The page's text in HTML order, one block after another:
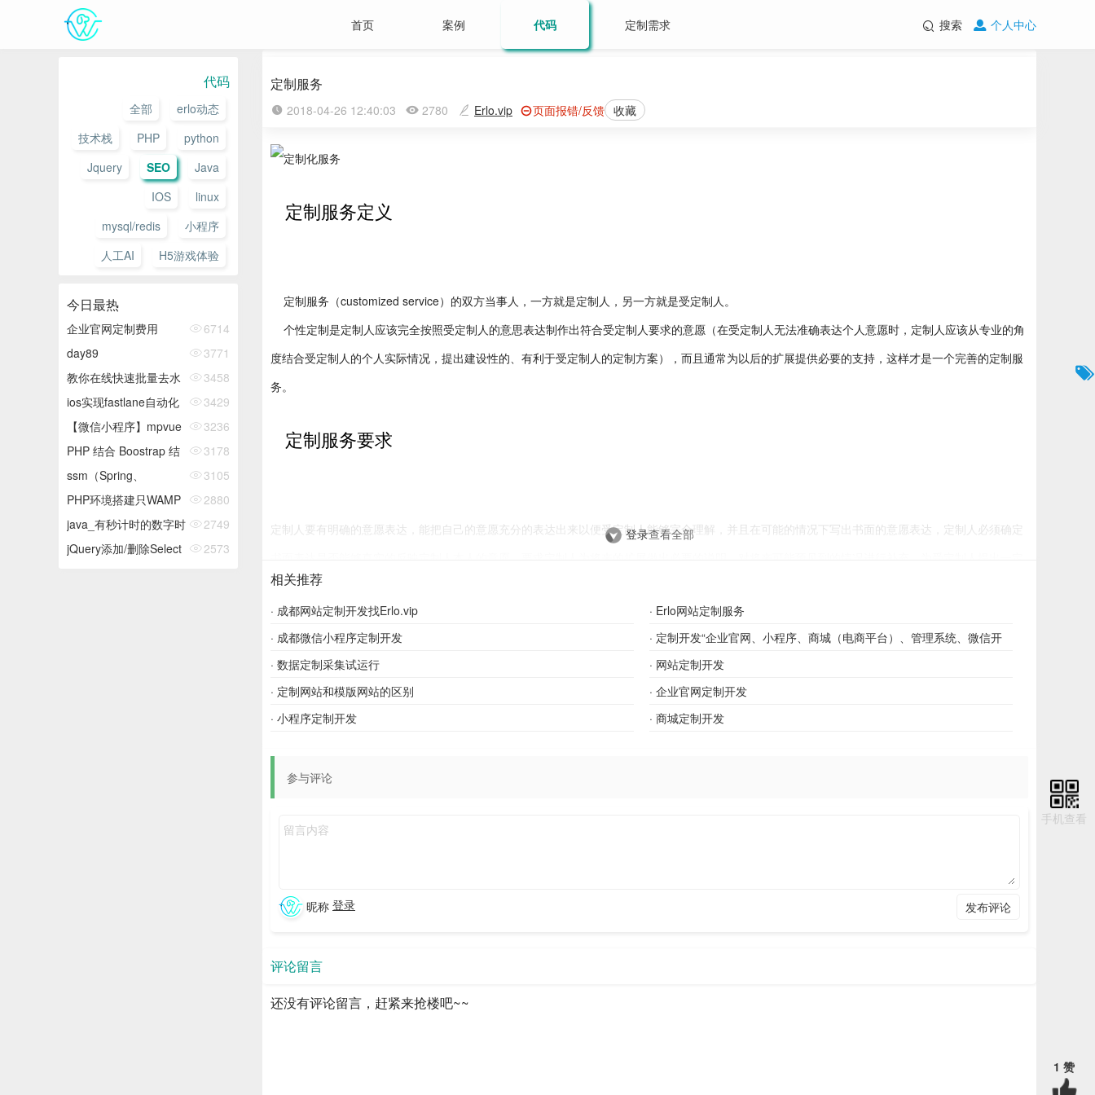
搜索 个人中心
首页 案例 代码 定制需求
代码
全部
erlo动态
技术栈
PHP
python
Jquery
SEO
Java
IOS
linux
mysql/redis
小程序
人工AI
H5游戏体验
今日最热
企业官网定制费用
6714
day89
DjangoRsetFramework
学习---...
3771
教你在线快速批量去水
印解析快手、抖音、火
山等短视频方法技巧
分...
3458
ios实现fastlane自动化
打包
3429
【微信小程序】mpvue
中页面之间传值（全网
唯一真正可行的方...
3236
PHP 结合 Boostrap 结
合 js 实现学生列表删
除...
3178
ssm（Spring、
Springmvc、Mybatis）
实...
3105
PHP环境搭建只WAMP
2880
java_有秒计时的数字时
钟
2749
jQuery添加/删除Select
2573
定制服务
2018-04-26 12:40:03 2780 Erlo.vip 页面报错/反馈 收藏
1 赞
定制服务定义
定制服务（customized service）的双方当事人，一方就是定制人，另一方就是受定制人。
个性定制是定制人应该完全按照受定制人的意思表达制作出符合受定制人要求的意愿（在受定制人无法准确表达个人意愿时，定制人应该从专业的角
度结合受定制人的个人实际情况，提出建设性的、有利于受定制人的定制方案），而且通常为以后的扩展提供必要的支持，这样才是一个完善的定制服
务。
定制服务要求
定制人要有明确的意愿表达，能把自己的意愿充分的表达出来以便受定制人能够完全理解，并且在可能的情况下写出书面的意愿表达，定制人必须确定
期限的任务，每个阶段所要完成的目标。
受定制人要针对定制人提出的意愿表达做出详细的评估，是否自己的水平能够达到这一要求，对各项条件做出详细的分析，对可能会出现的情况做一般
性的预测，对定制人的要求提出自己的看法，直到双方达到融会贯通。
特征
1、定制化服务是一种劳动，并且是一种高水平的劳动。它需要“劳动者”有更高的素质，更丰富的专业知识，更积极的工作态度。因此，这种劳动较有形
3、定制化服务所产生的“体验”效应是带给消费者美好的感觉、永久的记忆和值得回味的事物与经历。消费者对这种美好的感受不会独自享有，而会与他
登录查看全部
相关推荐
· 成都网站定制开发找Erlo.vip · Erlo网站定制服务
· 成都微信小程序定制开发 · 定制开发“企业官网、小程序、商城（电商平台）、管理系统、微信开
发”​
· 数据定制采集试运行 · 网站定制开发
· 定制网站和模版网站的区别 · 企业官网定制开发
· 小程序定制开发 · 商城定制开发
参与评论
昵称 登录 发布评论
评论留言
还没有评论留言，赶紧来抢楼吧~~
手机查看